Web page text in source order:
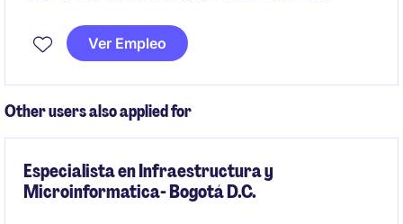
experiencia especifica de 1 año en liderazgo tecnico
de equipos de Software
Ver Empleo
Other users also applied for
Especialista en Infraestructura y
Microinformatica- Bogotá D.C.